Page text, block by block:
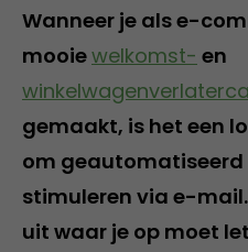
Wanneer je als e-
mooiewelkomst- en
gemaakt, is het een
om
stimuleren via e-
uit waar je op moet